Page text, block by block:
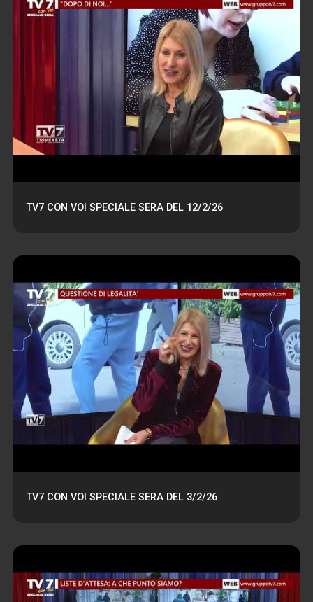
TV7 CON VOI SPECIALE SERA DEL 12/2/26
TV7 CON VOI SPECIALE SERA DEL 3/2/26